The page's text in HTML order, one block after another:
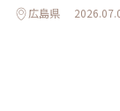
広島県